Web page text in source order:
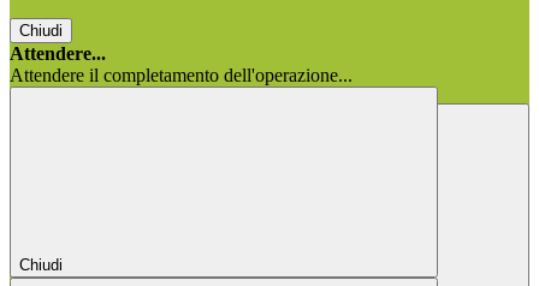
Chiudi
Attendere...
Attendere il completamento dell'operazione...
Chiudi